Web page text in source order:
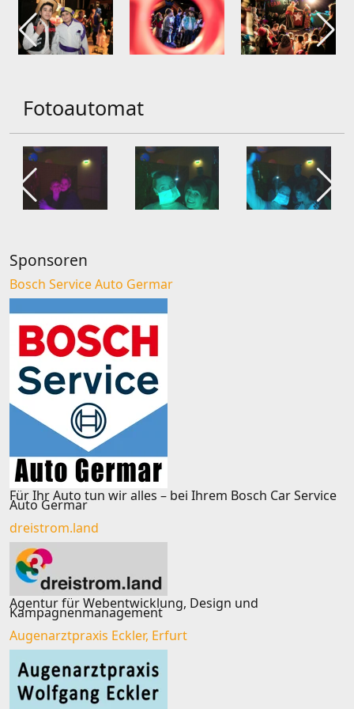
Fotoautomat
Sponsoren
Bosch Service Auto Germar
Für Ihr Auto tun wir alles – bei Ihrem Bosch Car Service
Auto Germar
dreistrom.land
Agentur für Webentwicklung, Design und
Kampagnenmanagement
Augenarztpraxis Eckler, Erfurt